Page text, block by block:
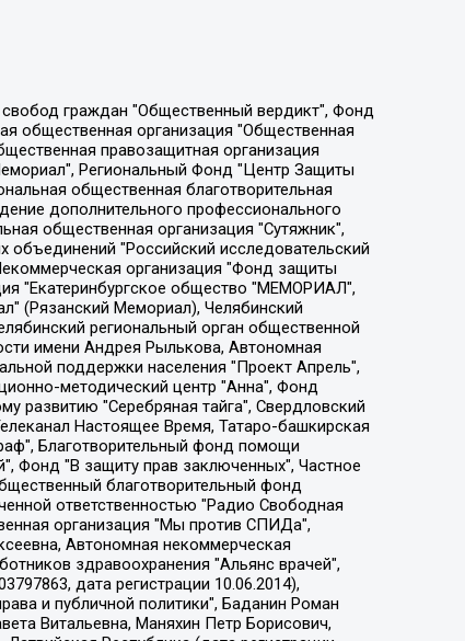
Никульшина Вероника Юрьевна, Толоконникова Надежда Андреевна, Шендерович Виктор Анатольевич, Общество с ограниченной ответственностью "Данное сообщение", Общество с ограниченной ответственностью Издательский дом "Новая глава", Айнбиндер Александра Александровна, Московский комьюнити-центр для ЛГБТ+инициатив, Благотворительный фонд развития филантропии, Deutsche Welle (Германия, Kurt-Schumacher-Strasse 3, 53113 Bonn), Борзунова Мария Михайловна, Воробьев Виктор Викторович, Голубева Анна Львовна, Константинова Алла Михайловна, Малкова Ирина Владимировна, Мурадов Мурад Абдулгалимович, Осетинская Елизавета Николаевна, Понасенков Евгений Николаевич, Ганапольский Матвей Юрьевич, Киселев Евгений Алексеевич, Борухович Ирина Григорьевна, Дремин Иван Тимофеевич, Дубровский Дмитрий Викторович, Красноярская региональная общественная организация поддержки и развития альтернативных образовательных технологий и межкультурных коммуникаций "ИНТЕРРА", Маяковская Екатерина Алексеевна, Фейгин Марк Захарович, Филимонов Андрей Викторович, Дзугкоева Регина Николаевна, Доброхотов Роман Александрович, Дудь Юрий Александрович, Елкин Сергей Владимирович, Кругликов Кирилл Игоревич, Сабунаева Мария Леонидовна, Семенов Алексей Владимирович, Шаинян Карен Багратович, Шульман Екатерина Михайловна, Асафьев Артур Валерьевич, Вахштайн Виктор Семенович, Венедиктов Алексей Алексеевич, Лушникова Екатерина Евгеньевна, Волков Леонид Михайлович, Невзоров Александр Глебович, Пархоменко Сергей Борисович, Сироткин Ярослав Николаевич, Кара-Мурза Владимир Владимирович, Баранова Наталья Владимировна, Гозман Леонид Яковлевич, Кагарлицкий Борис Юльевич, Климарев Михаил Валерьевич, Милов Владимир Станиславович, Автономная некоммерческая организация Краснодарский центр современного искусства "Типография", Моргенштерн Алишер Тагирович, Соболь Любовь Эдуардовна, Общество с ограниченной ответственностью "ЛИЗА НОРМ", Каспаров Гарри Кимович, Ходорковский Михаил Борисович, Общество с ограниченной ответственностью "Апрельские тезисы", Данилович Ирина Брониславовна, Кашин Олег Владимирович, Петров Николай Владимирович, Пивоваров Алексей Владимирович, Соколов Михаил Владимирович, Цветкова Юлия Владимировна, Чичваркин Евгений Александрович, Комитет против пыток/Команда против пыток, Общество с ограниченной ответственностью "Первый научный", Общество с ограниченной ответственностью "Вертолет и ко", Белоцерковская Вероника Борисовна, Кац Максим Евгеньевич, Лазарева Татьяна Юрьевна, Шаведдинов Руслан Табризович, Яшин Илья Валерьевич, Общество с ограниченной ответственностью "Иноагент ААВ", Алешковский Дмитрий Петрович, Альбац Евгения Марковна, Быков Дмитрий Львович, Галямина Юлия Евгеньевна, Лойко Сергей Леонидович, Мартынов Кирилл Константинович, Медведев Сергей Александрович, Крашенинников Федор Геннадиевич, Гордеева Катерина Вл